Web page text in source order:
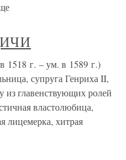
г. – ум. в 1589 г.)
супруга Генриха II,
из главенствующих ролей
властолюбица,
лицемерка, хитрая